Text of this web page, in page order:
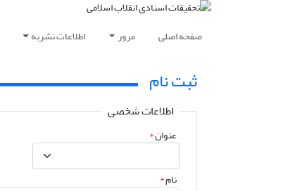
صفحه اصلی مرور اطلاعات نشریه
ثبت نام
اطلاعات شخصی
عنوان*
نام*